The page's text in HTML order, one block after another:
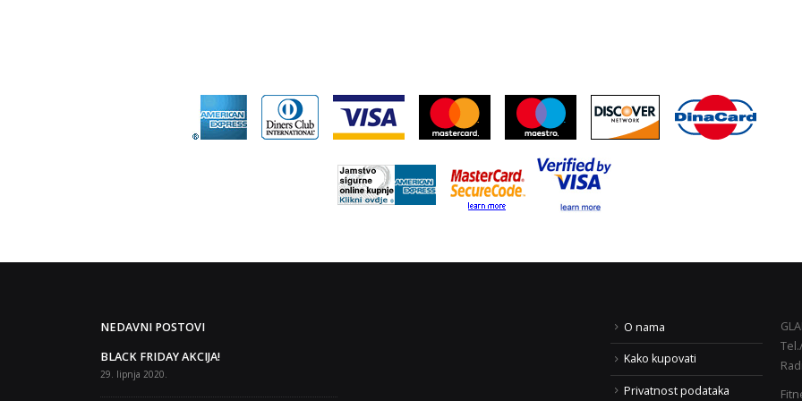
NEDAVNI POSTOVI
BLACK FRIDAY AKCIJA!
29. lipnja 2020.
BLACK FRIDAY AKCIJA!
29. lipnja 2020.
O nama
Kako kupovati
Privatnost podataka